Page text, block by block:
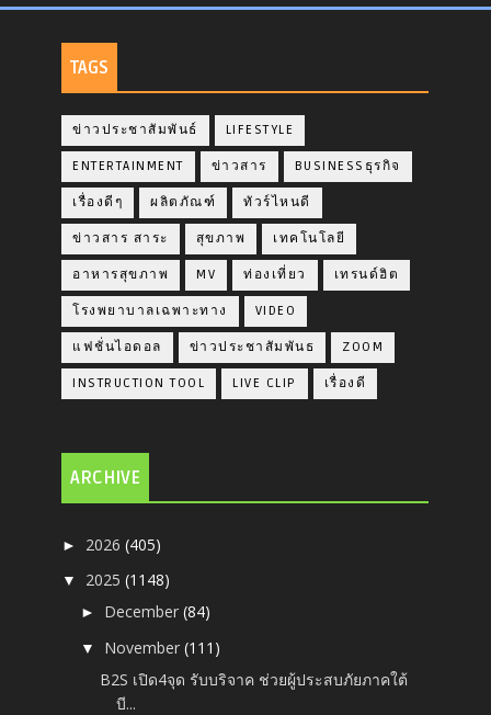
TAGS
ข่าวประชาสัมพันธ์ LIFESTYLE
ENTERTAINMENT ข่าวสาร BUSINESSธุรกิจ
เรื่องดีๆ ผลิตภัณฑ์ ทัวร์ไหนดี
ข่าวสาร สาระ สุขภาพ เทคโนโลยี
อาหารสุขภาพ MV ท่องเที่ยว เทรนด์ฮิต
โรงพยาบาลเฉพาะทาง VIDEO
แฟชั่นไอดอล ข่าวประชาสัมพันธ ZOOM
INSTRUCTION TOOL LIVE CLIP เรื่องดี
ARCHIVE
► 2026(405)
▼ 2025(1148)
► December(84)
▼ November(111)
B2S เปิด4จุด รับบริจาค ช่วยผู้ประสบภัยภาคใต้
บี...